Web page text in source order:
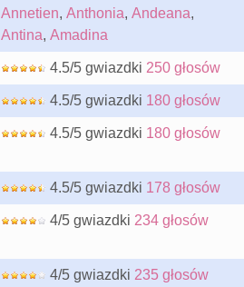
Annetien, Anthonia, Andeana,
Antina, Amadina
4.5/5 gwiazdki 250 głosów
4.5/5 gwiazdki 180 głosów
4.5/5 gwiazdki 180 głosów
4.5/5 gwiazdki 178 głosów
4/5 gwiazdki 234 głosów
4/5 gwiazdki 235 głosów